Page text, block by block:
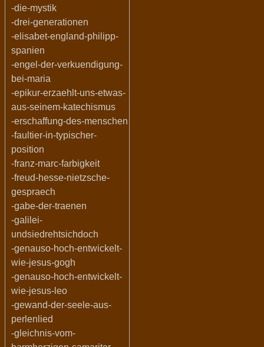
-die-mystik
-drei-generationen
-elisabet-england-philipp-
spanien
-engel-der-verkuendigung-
bei-maria
-epikur-erzaehlt-uns-etwas-
aus-seinem-katechismus
-erschaffung-des-menschen
-faultier-in-typischer-
position
-franz-marc-farbigkeit
-freud-hesse-nietzsche-
gespraech
-gabe-der-traenen
-galilei-
undsiedrehtsichdoch
-genauso-hoch-entwickelt-
wie-jesus-gogh
-genauso-hoch-entwickelt-
wie-jesus-leo
-gewand-der-seele-aus-
perlenlied
-gleichnis-vom-